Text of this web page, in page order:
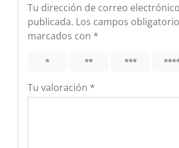
Tu dirección de correo
publicada. Los campos
marcados con *
Tu valoración *